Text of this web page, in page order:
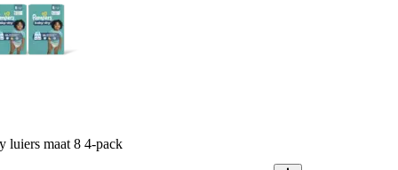
luiers maat 8 4-pack